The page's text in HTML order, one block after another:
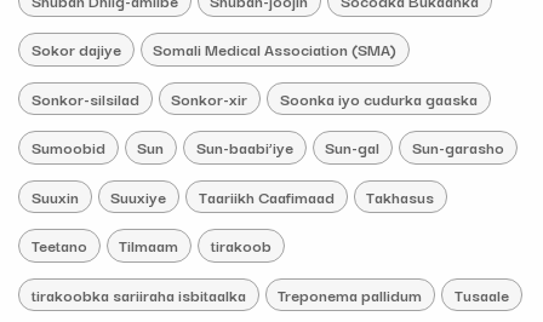
Sokor dajiye Somali Medical Association (SMA)
Sonkor-silsilad Sonkor-xir Soonka iyo cudurka gaaska
Sumoobid Sun Sun-baabi’iye Sun-gal Sun-garasho
Suuxin Suuxiye Taariikh Caafimaad Takhasus
Teetano Tilmaam tirakoob
tirakoobka sariiraha isbitaalka Treponema pallidum Tusaale